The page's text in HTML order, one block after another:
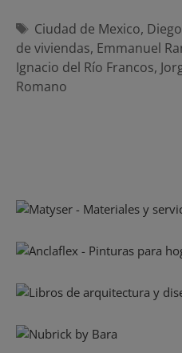
Etiquetas
Ciudad de Mexico,
de viviendas, Emmanuel
Ignacio del Río Francos,
Romano